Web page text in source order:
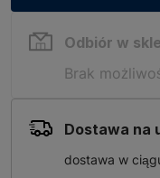
Odbiór w
Brak
Dostawa na
dostawa w